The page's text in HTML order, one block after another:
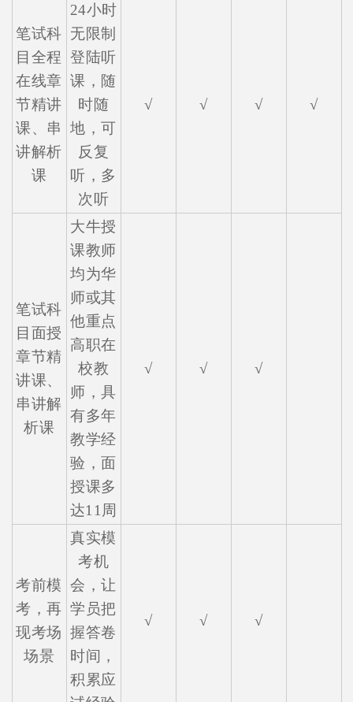
笔试科
目全程
在线章
节精讲
课、串
讲解析
课
24小时
无限制
登陆听
课，随
时随
地，可
反复
听，多
次听
√ √ √ √
笔试科
目面授
章节精
讲课、
串讲解
析课
大牛授
课教师
均为华
师或其
他重点
高职在
校教
师，具
有多年
教学经
验，面
授课多
达11周
√ √ √
考前模
考，再
现考场
场景
真实模
考机
会，让
学员把
握答卷
时间，
积累应
√ √ √